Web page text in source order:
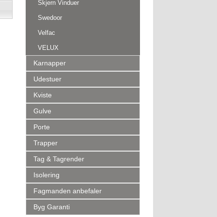
Skjern Vinduer
Swedoor
Velfac
VELUX
Karnapper
Udestuer
Kviste
Gulve
Porte
Trapper
Tag & Tagrender
Isolering
Fagmanden anbefaler
Byg Garanti